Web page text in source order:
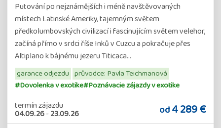
Putování po nejznámějších i méně navštěvovaných
místech Latinské Ameriky, tajemným světem
předkolumbovských civilizací i fascinujícím světem velehor,
začíná přímo v srdci říše Inků v Cuzcu a pokračuje přes
Altiplano k bájnému jezeru Titicaca…
garance odjezdu průvodce: Pavla Teichmanová
#Dovolenka v exotike#Poznávacie zájazdy v exotike
termín zájazdu
04.09.26-23.09.26 od4 289 €